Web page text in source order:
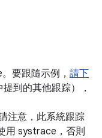
要跟隨示例， 請下
提到的其他跟踪），
注意，此系統跟踪
用 systrace，否則